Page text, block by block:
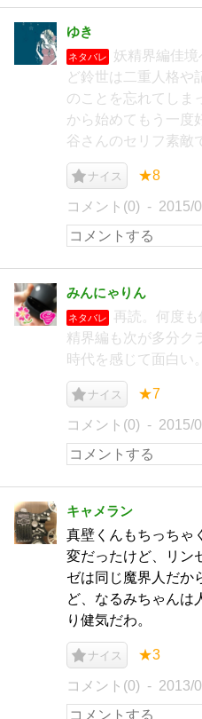
ゆき
ネタバレ
妖精界編佳
ど鈴世は二重人格や
のことを忘れてしま
から始めてもう一度
谷さんのセリフ素敵
ナイス ★8
コメント(0) 2015/
みんにゃりん
ネタバレ
再読。何度
精界編も次が多分ク
時代を感じて面白い
ナイス ★7
コメント(0) 2015/
キャメラン
真壁くんもちっちゃ
変だったけど、リン
ゼは同じ魔界人だか
ど、なるみちゃんは
り健気だわ。
ナイス ★3
コメント(0) 2013/